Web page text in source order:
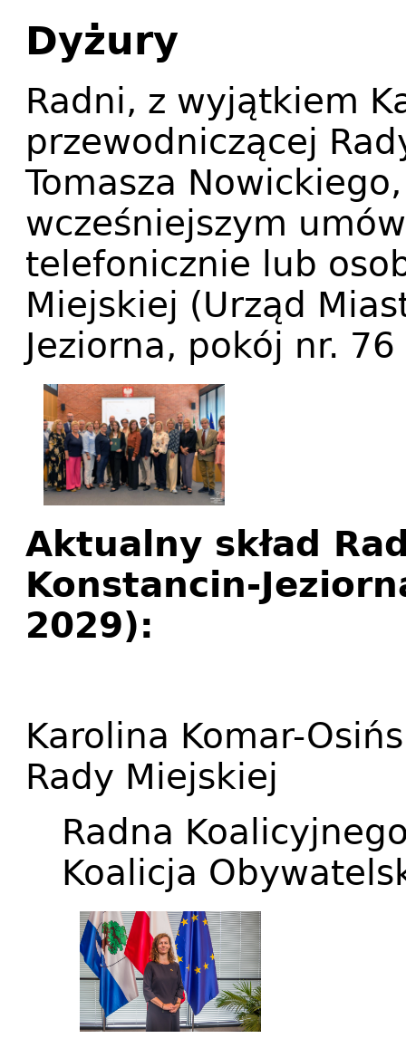
Dyżury
Radni, z wyjątkiem
przewodniczącej
Tomasza
wcześniejszym
telefonicznie lub
Miejskiej (Urząd
Jeziorna, pokój nr.
Aktualny skład
Konstancin-
2029):
Karolina Komar-
Rady Miejskiej
Radna
Koalicja